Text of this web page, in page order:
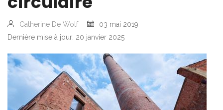
Catherine De Wolf
03 mai 2019
Dernière mise à jour: 20 janvier 2025